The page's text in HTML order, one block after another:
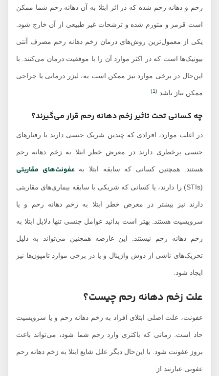
رحم و دهانه رحم شده که در اثر ابتلا به آن دهانه رحم شما ممکن
است قرمز و متورم شده و ترشحات غیر طبیعی از آن‌ خارج شود.
یکی از معمول‌ترین روش‌های درمان زخم دهانه رحم مصرف آنتی
بیوتیک‌ها است که در اکثر موارد آن را با موفقیت درمان می‌کنند. با
این‌حال در برخی موارد نیز ممکن است به، لیزر درمانی یا جراحی
ممکن نیاز باشد. 1
)
چه کسانی تحت تاثیر زخم دهانه رحم قرار می‌گیرند؟
در اغلب موارد، افرادی که چندین شریک جنسی دارند یا رفتارهای
جنسی پرخطری دارند در معرض خطر ابتلا به زخم دهانه رحم
هستند. همچنین کسانی که سابقه ابتلا بهعفونت‌های مقاربتی
(STIs) را دارند، یا کسانی که شریکی با سابقه بیماری‌های مقاربتی
دارند نیز بیشتر در معرض خطر ابتلا به زخم دهانه رحم و یا
سرویسیت هستند. بهتر است بدانید عوامل جنسی تنها دلایل ابتلا به
زخم دهانه رحم نیستند. این عارضه همچنین می‌تواند به دلیل
تحریک‌های ناشی از دوش واژینال و یا در برخی موارد تامپون‌ها نیز
ایجاد شود.
علت زخم دهانه رحم چیست؟
عفونت، علت اصلی ابتلای افراد به زخم دهانه رحم و یا سرویسیت
حاد است. زمانی که باکتری وارد رحم شما شود، می‌تواند باعث
بروز عفونت شود. با این‌حال دیگر علل شایع ابتلا به زخم دهانه رحم
عفونی عبارتند از: